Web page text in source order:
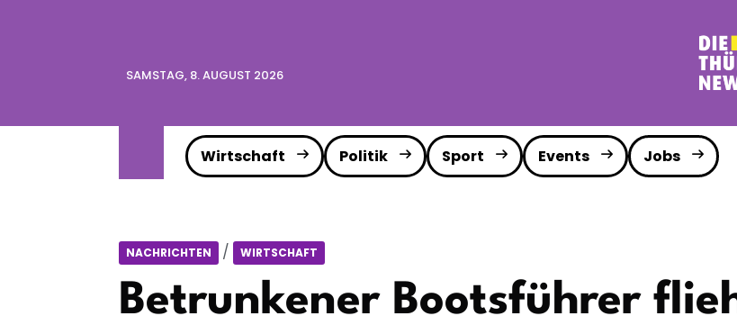
SAMSTAG, 8. AUGUST 2026
Wirtschaft Politik Sport Events Jobs
NACHRICHTEN / WIRTSCHAFT
Betrunkener Bootsführer